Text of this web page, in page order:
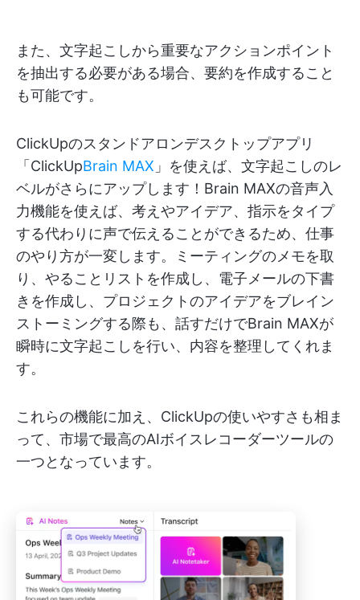
また、文字起こしから重要なアクションポイント
を抽出する必要がある場合、要約を作成すること
も可能です。
ClickUpのスタンドアロンデスクトップアプリ
「ClickUpBrain MAX 」を使えば、文字起こしのレ
ベルがさらにアップします！Brain MAXの音声入
力機能を使えば、考えやアイデア、指示をタイプ
する代わりに声で伝えることができるため、仕事
のやり方が一変します。ミーティングのメモを取
り、やることリストを作成し、電子メールの下書
きを作成し、プロジェクトのアイデアをブレイン
ストーミングする際も、話すだけでBrain MAXが
瞬時に文字起こしを行い、内容を整理してくれま
す。
これらの機能に加え、ClickUpの使いやすさも相ま
って、市場で最高のAIボイスレコーダーツールの
一つとなっています。